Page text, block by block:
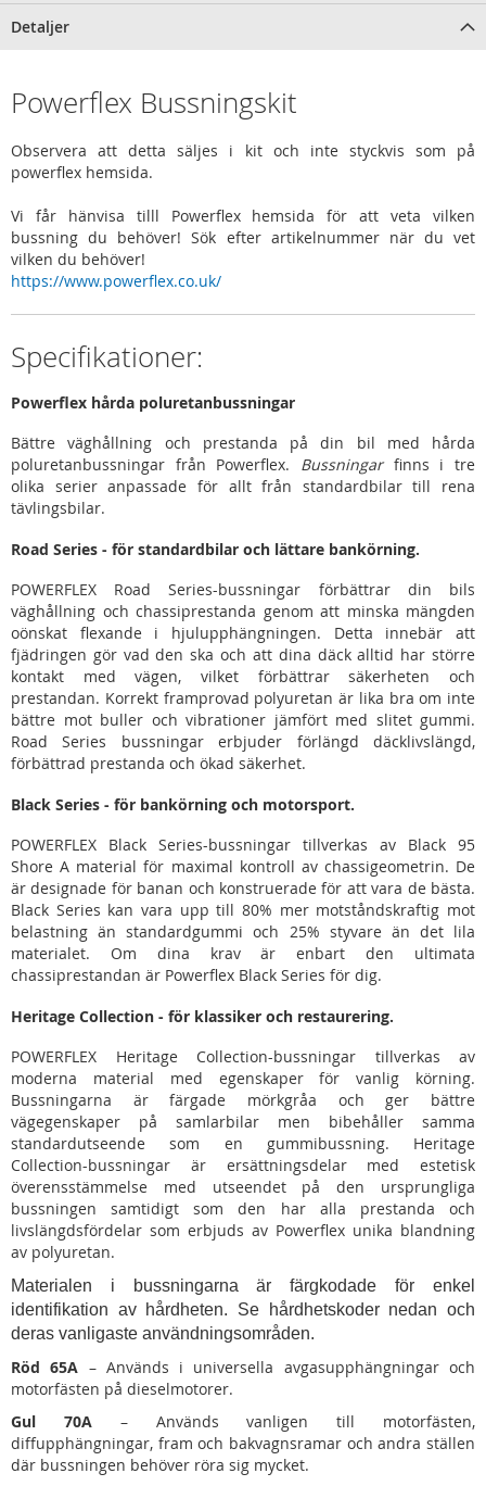
Detaljer
Powerflex Bussningskit
Observera att detta säljes i kit och inte styckvis som på
powerflex hemsida.
Vi får hänvisa tilll Powerflex hemsida för att veta vilken
bussning du behöver! Sök efter artikelnummer när du vet
vilken du behöver!
https://www.powerflex.co.uk/
Specifikationer:
Powerflex hårda poluretanbussningar
Bättre väghållning och prestanda på din bil med hårda
poluretanbussningar från Powerflex. Bussningar finns i tre
olika serier anpassade för allt från standardbilar till rena
tävlingsbilar.
Road Series - för standardbilar och lättare bankörning.
POWERFLEX Road Series-bussningar förbättrar din bils
väghållning och chassiprestanda genom att minska mängden
oönskat flexande i hjulupphängningen. Detta innebär att
fjädringen gör vad den ska och att dina däck alltid har större
kontakt med vägen, vilket förbättrar säkerheten och
prestandan. Korrekt framprovad polyuretan är lika bra om inte
bättre mot buller och vibrationer jämfört med slitet gummi.
Road Series bussningar erbjuder förlängd däcklivslängd,
förbättrad prestanda och ökad säkerhet.
Black Series - för bankörning och motorsport.
POWERFLEX Black Series-bussningar tillverkas av Black 95
Shore A material för maximal kontroll av chassigeometrin. De
är designade för banan och konstruerade för att vara de bästa.
Black Series kan vara upp till 80% mer motståndskraftig mot
belastning än standardgummi och 25% styvare än det lila
materialet. Om dina krav är enbart den ultimata
chassiprestandan är Powerflex Black Series för dig.
Heritage Collection - för klassiker och restaurering.
POWERFLEX Heritage Collection-bussningar tillverkas av
moderna material med egenskaper för vanlig körning.
Bussningarna är färgade mörkgråa och ger bättre
vägegenskaper på samlarbilar men bibehåller samma
standardutseende som en gummibussning. Heritage
Collection-bussningar är ersättningsdelar med estetisk
överensstämmelse med utseendet på den ursprungliga
bussningen samtidigt som den har alla prestanda och
livslängdsfördelar som erbjuds av Powerflex unika blandning
av polyuretan.
Materialen i bussningarna är färgkodade för enkel
identifikation av hårdheten. Se hårdhetskoder nedan och
deras vanligaste användningsområden.
Röd 65A – Används i universella avgasupphängningar och
motorfästen på dieselmotorer.
Gul 70A– Används vanligen till motorfästen,
diffupphängningar, fram och bakvagnsramar och andra ställen
där bussningen behöver röra sig mycket.